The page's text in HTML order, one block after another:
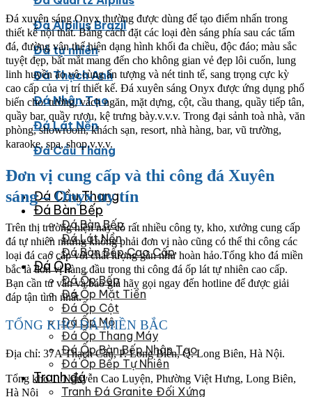
Đá Alpilus Brazil
Đá tự nhiên
Đá Thạch Anh
Đá Nhân Tạo
Đá Lát Nền
Đá Cầu Thang
Đá Cầu Thang
Đá Bàn Bếp
Đá Bàn Bếp
Đá Lát Nền
Đá Bàn Bếp Cao Cấp
Đá Ốp
Đá Ốp Bếp
Đá Ốp Mặt Tiền
Đá Ốp Cột
Đá Ốp Mộ
Đá Ốp Thang Máy
Đá Ốp Bàn Bếp Nhân Tạo
Đá Ốp Bếp Tự Nhiên
Tranh đá
Tranh Đá Granite Đối Xứng
Đá xuyên sáng Onyx thường được dùng để tạo điểm nhấn trong
thiết kế nội thất. Bằng cách đặt các loại đèn sáng phía sau các tấm
đá, đường vân thể hiện dạng hình khối đa chiều, độc đáo; màu sắc
tuyệt đẹp, bắt mắt mang đến cho không gian vẻ đẹp lôi cuốn, lung
linh huyền ảo vô cùng ấn tượng và nét tinh tế, sang trọng cực kỳ
cao cấp của vị trí thiết kế. Đá xuyên sáng Onyx được ứng dụng phổ
biến cho: tường, vách ngăn, mặt dựng, cột, cầu thang, quầy tiếp tân,
quầy bar, quầy rượu, kệ trưng bày.v.v.v. Trong đại sảnh toà nhà, văn
phòng, showroom, khách sạn, resort, nhà hàng, bar, vũ trường,
karaoke, spa, shop.v.v.v.
Đơn vị cung cấp và thi công đá Xuyên
sáng – Onyx uy tín
Trên thị trường hiện nay có rất nhiều công ty, kho, xưởng cung cấp
đá tự nhiên nhưng không phải đơn vị nào cũng có thể thi công các
loại đá cao cấp với chất lượng gần như hoàn hảo.Tổng kho đá miền
bắc là đơn vị hàng đầu trong thi công đá ốp lát tự nhiên cao cấp.
Bạn cần tư vấn và báo giá hãy gọi ngay đến hotline để được giải
đáp tận tình nhất.
TỔNG KHO ĐÁ MIỀN BẮC
Địa chỉ: 37A Thạch Cầu, P. Long Biên, Q. Long Biên, Hà Nội.
Tổng kho 1: Nguyễn Cao Luyện, Phường Việt Hưng, Long Biên,
Hà Nội